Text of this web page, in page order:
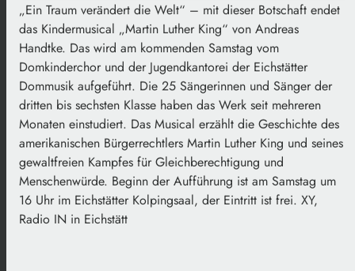
„Ein Traum verändert die Welt“ – mit dieser Botschaft endet
das Kindermusical „Martin Luther King“ von Andreas
Handtke. Das wird am kommenden Samstag vom
Domkinderchor und der Jugendkantorei der Eichstätter
Dommusik aufgeführt. Die 25 Sängerinnen und Sänger der
dritten bis sechsten Klasse haben das Werk seit mehreren
Monaten einstudiert. Das Musical erzählt die Geschichte des
amerikanischen Bürgerrechtlers Martin Luther King und seines
gewaltfreien Kampfes für Gleichberechtigung und
Menschenwürde. Beginn der Aufführung ist am Samstag um
16 Uhr im Eichstätter Kolpingsaal, der Eintritt ist frei. XY,
Radio IN in Eichstätt